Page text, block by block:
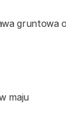
gruntowa
maju